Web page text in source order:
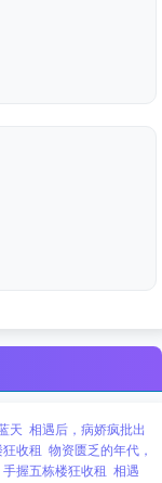
天 相遇后，病娇疯批出
收租 物资匮乏的年代，
握五栋楼狂收租 相遇